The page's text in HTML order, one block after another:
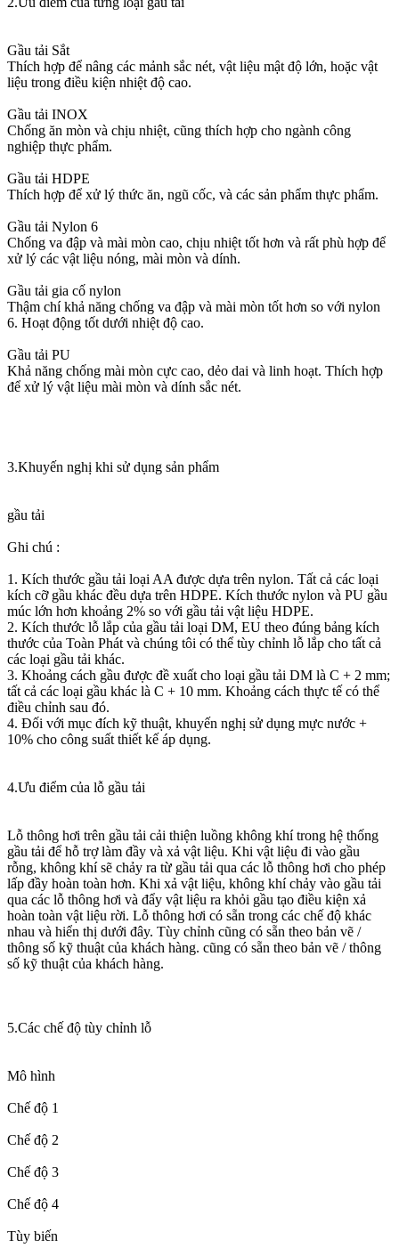
Gầu tải Sắt
Thích hợp để nâng các mảnh sắc nét, vật liệu mật độ lớn, hoặc vật
liệu trong điều kiện nhiệt độ cao.
Gầu tải INOX
Chống ăn mòn và chịu nhiệt, cũng thích hợp cho ngành công
nghiệp thực phẩm.
Gầu tải HDPE
Thích hợp để xử lý thức ăn, ngũ cốc, và các sản phẩm thực phẩm.
Gầu tải Nylon 6
Chống va đập và mài mòn cao, chịu nhiệt tốt hơn và rất phù hợp để
xử lý các vật liệu nóng, mài mòn và dính.
Gầu tải gia cố nylon
Thậm chí khả năng chống va đập và mài mòn tốt hơn so với nylon
6. Hoạt động tốt dưới nhiệt độ cao.
Gầu tải PU
Khả năng chống mài mòn cực cao, dẻo dai và linh hoạt. Thích hợp
để xử lý vật liệu mài mòn và dính sắc nét.
3.Khuyến nghị khi sử dụng sản phẩm
gầu tải
Ghi chú :
1. Kích thước gầu tải loại AA được dựa trên nylon. Tất cả các loại
kích cỡ gầu khác đều dựa trên HDPE. Kích thước nylon và PU gầu
múc lớn hơn khoảng 2% so với gầu tải vật liệu HDPE.
2. Kích thước lỗ lắp của gầu tải loại DM, EU theo đúng bảng kích
thước của Toàn Phát và chúng tôi có thể tùy chỉnh lỗ lắp cho tất cả
các loại gầu tải khác.
3. Khoảng cách gầu được đề xuất cho loại gầu tải DM là C + 2 mm;
tất cả các loại gầu khác là C + 10 mm. Khoảng cách thực tế có thể
điều chỉnh sau đó.
4. Đối với mục đích kỹ thuật, khuyến nghị sử dụng mực nước +
10% cho công suất thiết kế áp dụng.
4.Ưu điểm của lỗ gầu tải
Lỗ thông hơi trên gầu tải cải thiện luồng không khí trong hệ thống
gầu tải để hỗ trợ làm đầy và xả vật liệu. Khi vật liệu đi vào gầu
rỗng, không khí sẽ chảy ra từ gầu tải qua các lỗ thông hơi cho phép
lấp đầy hoàn toàn hơn. Khi xả vật liệu, không khí chảy vào gầu tải
qua các lỗ thông hơi và đẩy vật liệu ra khỏi gầu tạo điều kiện xả
hoàn toàn vật liệu rời. Lỗ thông hơi có sẵn trong các chế độ khác
nhau và hiển thị dưới đây. Tùy chỉnh cũng có sẵn theo bản vẽ /
thông số kỹ thuật của khách hàng. cũng có sẵn theo bản vẽ / thông
số kỹ thuật của khách hàng.
5.Các chế độ tùy chỉnh lỗ
Mô hình
Chế độ 1
Chế độ 2
Chế độ 3
Chế độ 4
Tùy biến